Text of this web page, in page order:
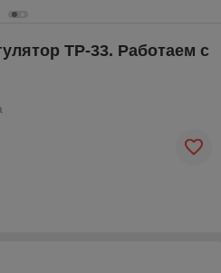
ТР-33. Работаем с